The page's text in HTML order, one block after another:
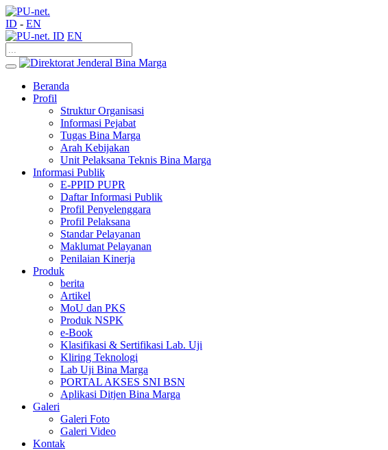
ID - EN
ID EN
Beranda
Profil
Struktur Organisasi
Informasi Pejabat
Tugas Bina Marga
Arah Kebijakan
Unit Pelaksana Teknis Bina Marga
Informasi Publik
E-PPID PUPR
Daftar Informasi Publik
Profil Penyelenggara
Profil Pelaksana
Standar Pelayanan
Maklumat Pelayanan
Penilaian Kinerja
Produk
berita
Artikel
MoU dan PKS
Produk NSPK
e-Book
Klasifikasi & Sertifikasi Lab. Uji
Kliring Teknologi
Lab Uji Bina Marga
PORTAL AKSES SNI BSN
Aplikasi Ditjen Bina Marga
Galeri
Galeri Foto
Galeri Video
Kontak